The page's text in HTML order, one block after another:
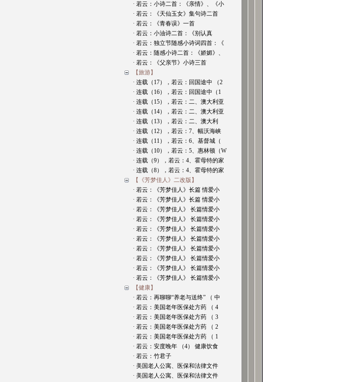
· 若云：小诗二首：《亲情》、《小
· 若云：《天仙玉女》集句诗二首
· 若云：《青春误》一首
· 若云：小油诗二首：《别认真
· 若云：独立节随感小诗词四首：《
· 若云：随感小诗二首：《娇媚》、
· 若云：《父亲节》小诗三首
【旅游】
· 连载（17），若云：回国途中 （2
· 连载（16），若云：回国途中（1
· 连载（15），若云：二、澳大利亚
· 连载（14），若云：二、澳大利亚
· 连载（13），若云：二、澳大利
· 连载（12），若云：7、幅沃海峡
· 连载（11），若云：6、基督城（
· 连载（10），若云：5、惠林顿（W
· 连载（9），若云：4、霍母特的家
· 连载（8），若云：4、霍母特的家
【《芳梦佳人》二改版】
· 若云：《芳梦佳人》长篇 情爱小
· 若云：《芳梦佳人》长篇 情爱小
· 若云：《芳梦佳人》 长篇情爱小
· 若云：《芳梦佳人》 长篇情爱小
· 若云：《芳梦佳人》 长篇情爱小
· 若云：《芳梦佳人》 长篇情爱小
· 若云：《芳梦佳人》 长篇情爱小
· 若云：《芳梦佳人》 长篇情爱小
· 若云：《芳梦佳人》 长篇情爱小
· 若云：《芳梦佳人》 长篇情爱小
【健康】
· 若云：再聊聊“养老与送终” （ 中
· 若云：美国老年医保处方药 （ 4
· 若云：美国老年医保处方药 （ 3
· 若云：美国老年医保处方药 （ 2
· 若云：美国老年医保处方药 （ 1
· 若云：安度晚年 （4） 健康饮食
· 若云：竹君子
· 美国老人公寓、医保和法律文件
· 美国老人公寓、医保和法律文件